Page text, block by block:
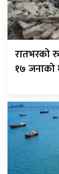
रातभरको
१७ जनाको